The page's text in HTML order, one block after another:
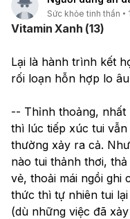
Sức khỏe tinh thần
Vitamin Xanh (13)
Lại là hành trình kết
rối loạn hỗn hợp lo
-- Thỉnh thoảng, nhất
thì lúc tiếp xúc tui
thường xảy ra cả.
nào tui thảnh thơi,
vẻ, thoải mái ngồi ghi
thức thì tự nhiên tui
(dù những việc đã